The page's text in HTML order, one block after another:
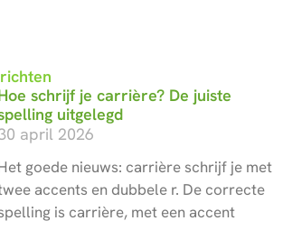
schrijf je carrière? De juiste
uitgelegd
april 2026
goede nieuws: carrière schrijf je met
accents en dubbele r. De correcte
is carrière, met een accent